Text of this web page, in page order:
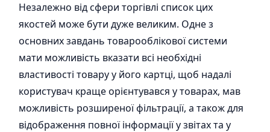
Незалежно від сфери торгівлі список цих
якостей може бути дуже великим. Одне з
основних завдань товарооблікової системи
мати можливість вказати всі необхідні
властивості товару у його картці, щоб надалі
користувач краще орієнтувався у товарах, мав
можливість розширеної фільтрації, а також для
відображення повної інформації у звітах та у